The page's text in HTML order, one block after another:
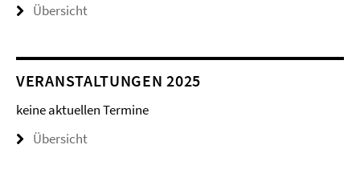
Übersicht
VERANSTALTUNGEN 2025
keine aktuellen Termine
Übersicht